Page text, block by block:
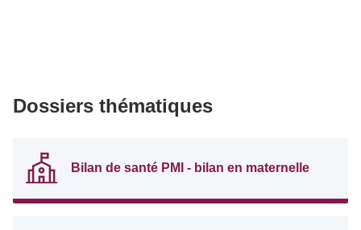
Dossiers thématiques
Bilan de santé PMI - bilan en maternelle